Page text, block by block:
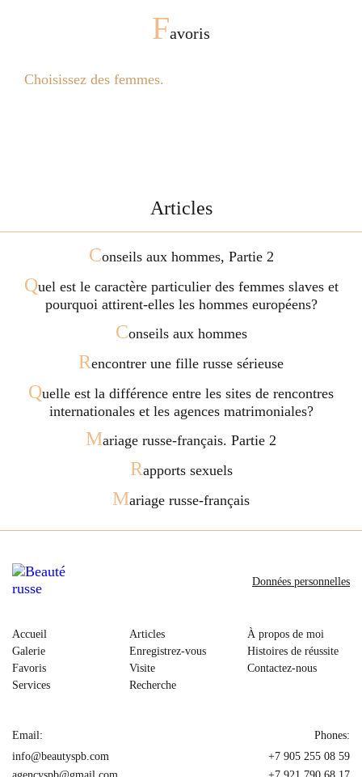
Favoris
Choisissez des femmes.
Articles
Conseils aux hommes, Partie 2
Quel est le caractère particulier des femmes slaves et
pourquoi attirent-elles les hommes européens?
Conseils aux hommes
Rencontrer une fille russe sérieuse
Quelle est la différence entre les sites de rencontres
internationales et les agences matrimoniales?
Mariage russe-français. Partie 2
Rapports sexuels
Mariage russe-français
Accueil
Galerie
Favoris
Services
Articles
Enregistrez-vous
Visite
Recherche
À propos de moi
Histoires de réussite
Contactez-nous
Données personnelles
Email:
info@beautyspb.com
Phones:
+7 905 255 08 59